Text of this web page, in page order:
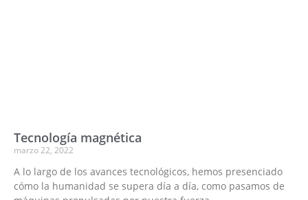
Tecnología magnética
marzo 22, 2022
A lo largo de los avances tecnológicos, hemos presenciado
cómo la humanidad se supera día a día, como pasamos de